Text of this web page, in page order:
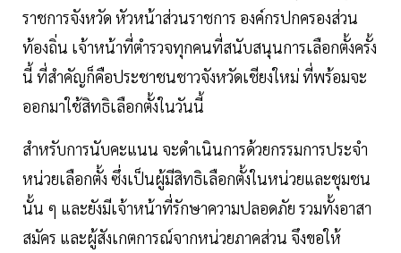
ราชการจังหวัด หัวหน้าส่วนราชการ องค์กรปกครองส่วน
ท้องถิ่น เจ้าหน้าที่ตำรวจทุกคนที่สนับสนุนการเลือกตั้งครั้ง
นี้ ที่สำคัญก็คือประชาชนชาวจังหวัดเชียงใหม่ ที่พร้อมจะ
ออกมาใช้สิทธิเลือกตั้งในวันนี้
สำหรับการนับคะแนน จะดำเนินการด้วยกรรมการประจำ
หน่วยเลือกตั้ง ซึ่งเป็นผู้มีสิทธิเลือกตั้งในหน่วยและชุมชน
นั้น ๆ และยังมีเจ้าหน้าที่รักษาความปลอดภัย รวมทั้งอาสา
สมัคร และผู้สังเกตการณ์จากหน่วยภาคส่วน จึงขอให้